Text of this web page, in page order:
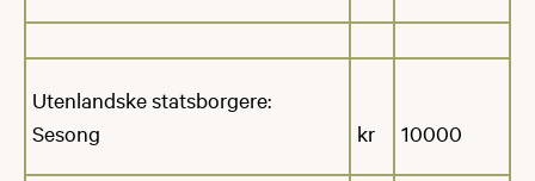
Utenlandske statsborgere:
Sesong
kr 10000